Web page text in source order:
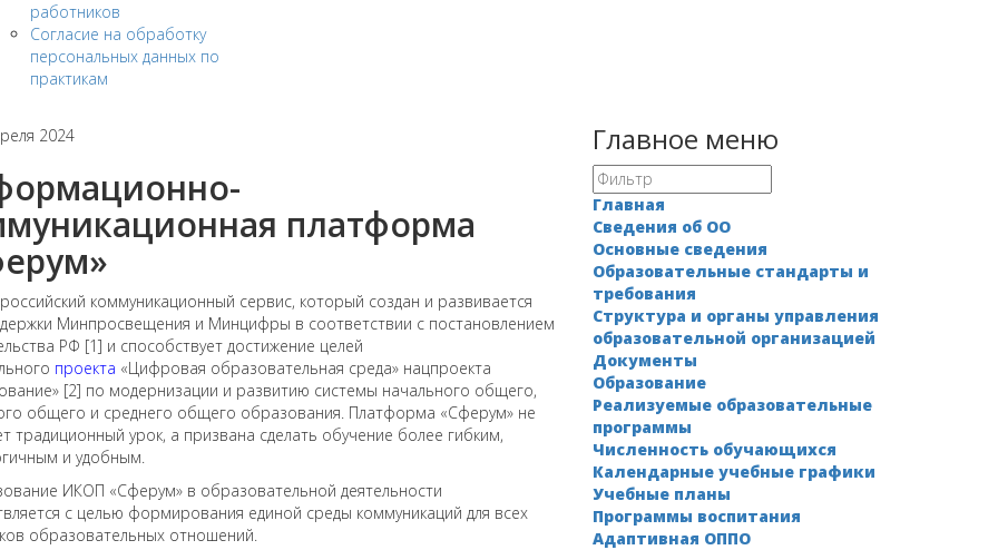
работников
Согласие на обработку
персональных данных по
практикам
2024
платформа
коммуникационный сервис, который создан и развивается
Минпросвещения и Минцифры в соответствии с постановлением
РФ [1] и способствует достижение целей
проекта «Цифровая образовательная среда» нацпроекта
[2] по модернизации и развитию системы начального общего,
общего и среднего общего образования. Платформа «Сферум» не
традиционный урок, а призвана сделать обучение более гибким,
и удобным.
ИКОП «Сферум» в образовательной деятельности
с целью формирования единой среды коммуникаций для всех
образовательных отношений.
Главное меню
Главная
Сведения об ОО
Основные сведения
Образовательные стандарты и
требования
Структура и органы управления
образовательной организацией
Документы
Образование
Реализуемые образовательные
программы
Численность обучающихся
Календарные учебные графики
Учебные планы
Программы воспитания
Адаптивная ОППО